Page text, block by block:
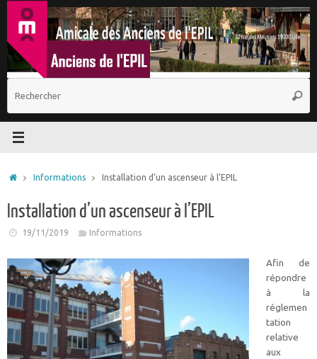
Passer
contenu
:
Accueil
Informations Installation d’un ascenseur à l’EPIL
Installation d’un ascenseur à l’EPIL
19/11/2019 Informations
Afin de
répondre
à la
réglemen
tation
relative
aux